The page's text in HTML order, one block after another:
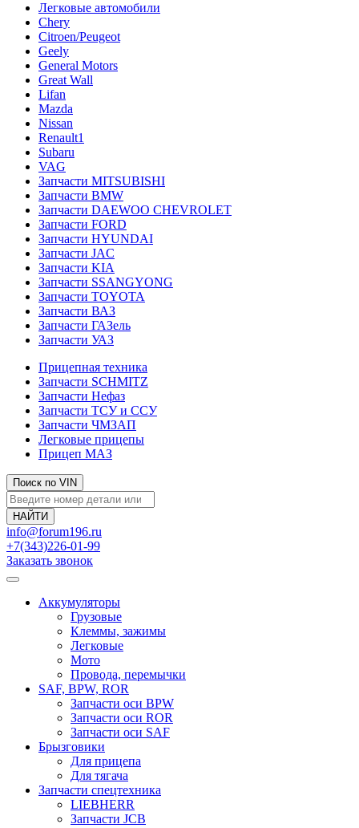
Легковые автомобили
Chery
Citroen/Peugeot
Geely
General Motors
Great Wall
Lifan
Mazda
Nissan
Renault1
Subaru
VAG
Запчасти MITSUBISHI
Запчасти BMW
Запчасти DAEWOO CHEVROLET
Запчасти FORD
Запчасти HYUNDAI
Запчасти JAC
Запчасти KIA
Запчасти SSANGYONG
Запчасти TOYOTA
Запчасти ВАЗ
Запчасти ГАЗель
Запчасти УАЗ
Прицепная техника
Запчасти SCHMITZ
Запчасти Нефаз
Запчасти ТСУ и ССУ
Запчасти ЧМЗАП
Легковые прицепы
Прицеп МАЗ
Поиск по VIN
info@forum196.ru
+7(343)226-01-99
Заказать звонок
Аккумуляторы
Грузовые
Клеммы, зажимы
Легковые
Мото
Провода, перемычки
SAF, BPW, ROR
Запчасти оси BPW
Запчасти оси ROR
Запчасти оси SAF
Брызговики
Для прицепа
Для тягача
Запчасти спецтехника
LIEBHERR
Запчасти JCB